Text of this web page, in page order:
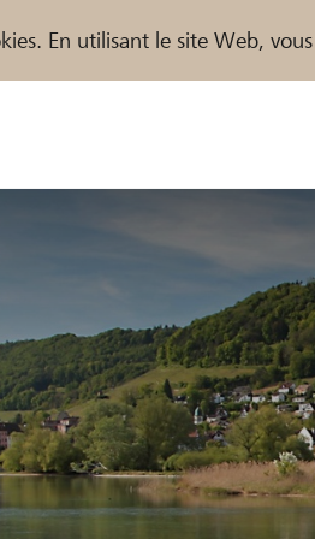
En utilisant le site Web,